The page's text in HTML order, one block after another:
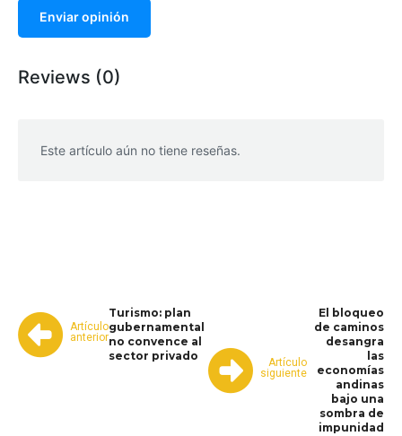
Enviar opinión
Reviews (0)
Este artículo aún no tiene reseñas.
Artículo
anterior
Turismo: plan
gubernamental
no convence al
sector privado
Artículo
siguiente
El bloqueo
de caminos
desangra
las
economías
andinas
bajo una
sombra de
impunidad